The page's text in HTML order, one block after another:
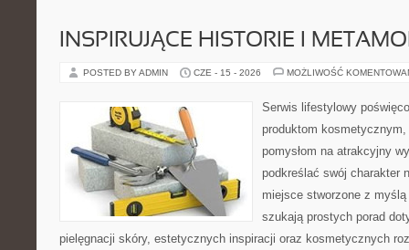
INSPIRUJĄCE HISTORIE I
POSTED BY ADMIN CZE - 15 - 2026 MOŻLIWOŚĆ
Serwis lifestylowy
produktom
pomysłom na atrakcyjny
podkreślać swój charakter
miejsce stworzone z
szukają prostych porad
pielęgnacji skóry, estetycznych inspiracji oraz kosmetycznych